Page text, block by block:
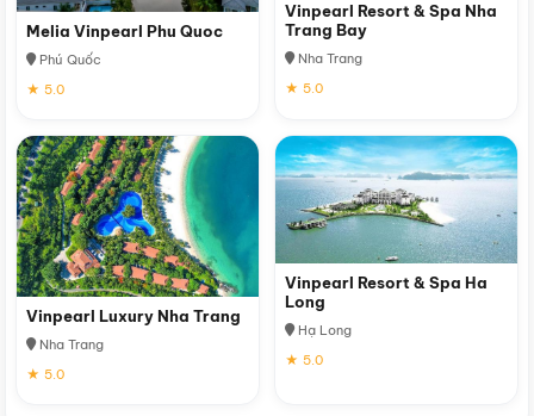
Melia Vinpearl Phu Quoc
Phú Quốc
★ 5.0
Vinpearl Resort & Spa Nha
Trang Bay
Nha Trang
★ 5.0
Vinpearl Luxury Nha Trang
Nha Trang
★ 5.0
Vinpearl Resort & Spa Ha
Long
Hạ Long
★ 5.0